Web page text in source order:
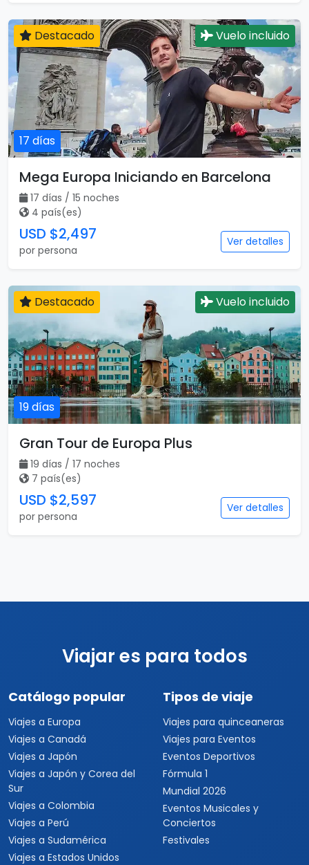
17 días
Destacado Vuelo incluido
Mega Europa Iniciando en Barcelona
17 días / 15 noches
4 país(es)
USD $2,497
por persona
Ver detalles
19 días
Destacado Vuelo incluido
Gran Tour de Europa Plus
19 días / 17 noches
7 país(es)
USD $2,597
por persona
Ver detalles
Viajar es para todos
Catálogo popular
Viajes a Europa
Viajes a Canadá
Viajes a Japón
Viajes a Japón y Corea del
Sur
Viajes a Colombia
Viajes a Perú
Viajes a Sudamérica
Viajes a Estados Unidos
Tipos de viaje
Viajes para quinceaneras
Viajes para Eventos
Eventos Deportivos
Fórmula 1
Mundial 2026
Eventos Musicales y
Conciertos
Festivales